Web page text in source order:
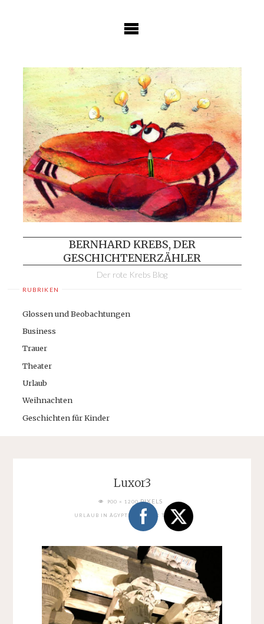
BERNHARD KREBS, DER
GESCHICHTENERZÄHLER
Der rote Krebs Blog
RUBRIKEN
Glossen und Beobachtungen
Business
Trauer
Theater
Urlaub
Weihnachten
Geschichten für Kinder
Luxor3
FULL900 × 1200PIXELS
URLAUB IN ÄGYPTEN: LUXOR TEMPEL